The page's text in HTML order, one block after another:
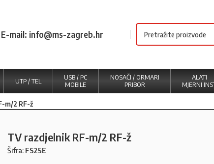
E-mail: info@ms-zagreb.hr
UTP / TEL
USB / PC
MOBILE
NOSAČI / ORMARI
PRIBOR
ALATI
MJERNI
m/2 RF-ž
TV razdjelnik RF-m/2 RF-ž
Šifra: FS25E